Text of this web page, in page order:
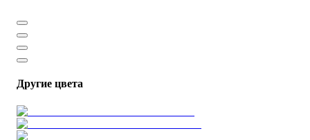
Другие цвета